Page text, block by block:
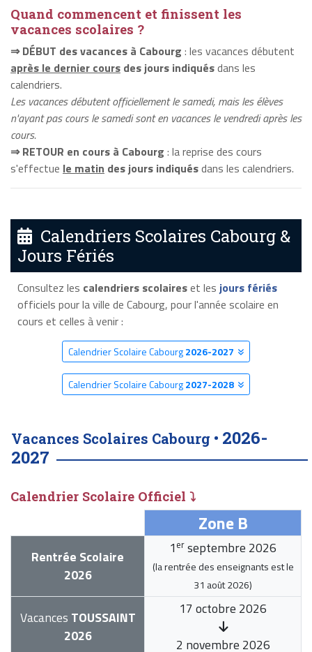
Quand commencent et finissent les
vacances scolaires ?
⇒ DÉBUT des vacances à Cabourg : les vacances débutent
après le dernier cours des jours indiquésdans les
calendriers.
Les vacances débutent officiellement le samedi, mais les élèves
n'ayant pas cours le samedi sont en vacances le vendredi après les
cours.
⇒ RETOUR en cours à Cabourg : la reprise des cours
s'effectue le matin des jours indiquésdans les calendriers.
Calendriers Scolaires Cabourg &
Jours Fériés
Consultez les calendriers scolaireset les jours fériés
officiels pour la ville de Cabourg, pour l'année scolaire en
cours et celles à venir :
Calendrier Scolaire Cabourg2026-2027
Calendrier Scolaire Cabourg2027-2028
Vacances Scolaires Cabourg • 2026-
2027
Calendrier Scolaire Officiel ⤵
Zone B
Rentrée Scolaire
2026
1 er septembre 2026
(la rentrée des enseignants est le
31 août 2026)
Vacances TOUSSAINT
2026
17 octobre 2026
2 novembre 2026